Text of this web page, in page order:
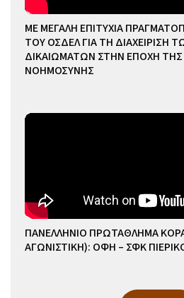
ΜΕ ΜΕΓΑΛΗ ΕΠΙΤΥΧΙΑ
ΤΟΥ ΟΣΔΕΛ ΓΙΑ ΤΗ ΔΙΑΧΕΙΡΙΣΗ
ΔΙΚΑΙΩΜΑΤΩΝ ΣΤΗΝ ΕΠΟΧΗ
ΝΟΗΜΟΣΥΝΗΣ
ΠΑΝΕΛΛΗΝΙΟ ΠΡΩΤΑΘΛΗΜΑ
ΑΓΩΝΙΣΤΙΚΗ): ΟΦΗ – ΣΦΚ